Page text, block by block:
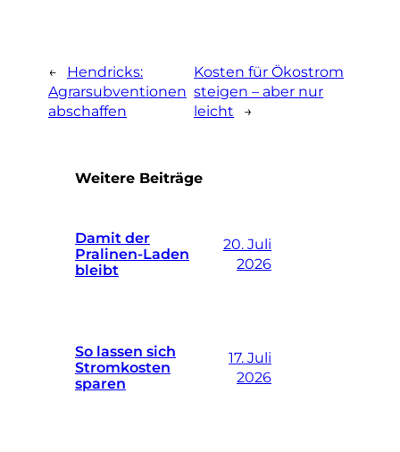
←
Hendricks:
Agrarsubventionen
abschaffen
Kosten für Ökostrom
steigen – aber nur
leicht
→
Weitere Beiträge
Damit der
Pralinen-Laden
bleibt
20. Juli
2026
So lassen sich
Stromkosten
sparen
17. Juli
2026